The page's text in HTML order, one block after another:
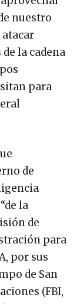
nuestro
atacar
la cadena
para
de
la
de
para
por sus
de San
(FBI,